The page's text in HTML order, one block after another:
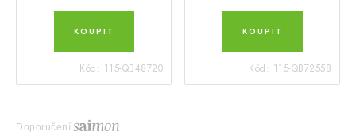
Kód: 115-QB48720 Kód: 115-QB72558
Doporučení